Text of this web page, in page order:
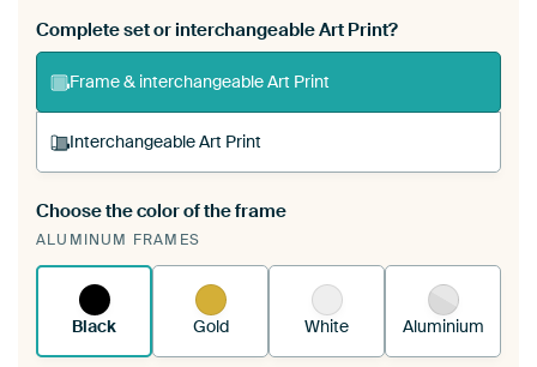
Complete set or interchangeable Art Print?
Frame & interchangeable Art Print
Interchangeable Art Print
A changeable Art Print is stretched into your
existing ArtFrame™
Choose the color of the frame
ALUMINUM FRAMES
Black Gold White Aluminium